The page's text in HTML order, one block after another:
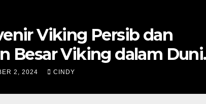
Viking Persib dan
Besar Viking dalam
Bola
2, 2024 CINDY